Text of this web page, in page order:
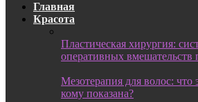
Главная
Красота
Пластическая хирургия:
оперативных вмешательств
Мезотерапия для волос: что
кому показана?